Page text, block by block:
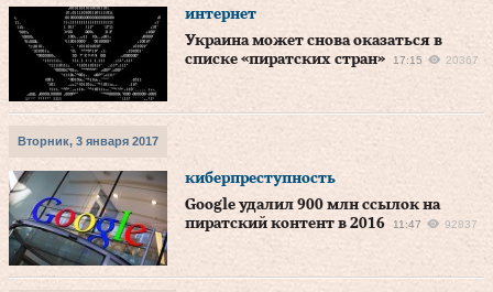
интернет
Украина может снова оказаться в
списке «пиратских стран»
17:15 20367
Вторник, 3 января 2017
киберпреступность
Google удалил 900 млн ссылок на
пиратский контент в 2016
11:47 92837